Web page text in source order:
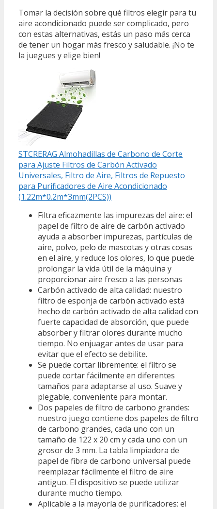
Tomar la decisión sobre qué filtros elegir para tu
aire acondicionado puede ser complicado, pero
con estas alternativas, estás un paso más cerca
de tener un hogar más fresco y saludable. ¡No te
la juegues y elige bien!
STCRERAG Almohadillas de Carbono de Corte
para Ajuste Filtros de Carbón Activado
Universales, Filtro de Aire, Filtros de Repuesto
para Purificadores de Aire Acondicionado
(1.22m*0.2m*3mm(2PCS))
Filtra eficazmente las impurezas del aire: el
papel de filtro de aire de carbón activado
ayuda a absorber impurezas, partículas de
aire, polvo, pelo de mascotas y otras cosas
en el aire, y reduce los olores, lo que puede
prolongar la vida útil de la máquina y
proporcionar aire fresco a las personas
Carbón activado de alta calidad: nuestro
filtro de esponja de carbón activado está
hecho de carbón activado de alta calidad con
fuerte capacidad de absorción, que puede
absorber y filtrar olores durante mucho
tiempo. No enjuagar antes de usar para
evitar que el efecto se debilite.
Se puede cortar libremente: el filtro se
puede cortar fácilmente en diferentes
tamaños para adaptarse al uso. Suave y
plegable, conveniente para montar.
Dos papeles de filtro de carbono grandes:
nuestro juego contiene dos papeles de filtro
de carbono grandes, cada uno con un
tamaño de 122 x 20 cm y cada uno con un
grosor de 3 mm. La tabla limpiadora de
papel de fibra de carbono universal puede
reemplazar fácilmente el filtro de aire
antiguo. El dispositivo se puede utilizar
durante mucho tiempo.
Aplicable a la mayoría de purificadores: el